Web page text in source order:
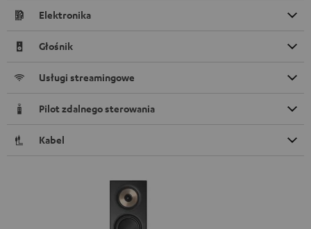
Elektronika
Głośnik
Usługi streamingowe
Pilot zdalnego sterowania
Kabel